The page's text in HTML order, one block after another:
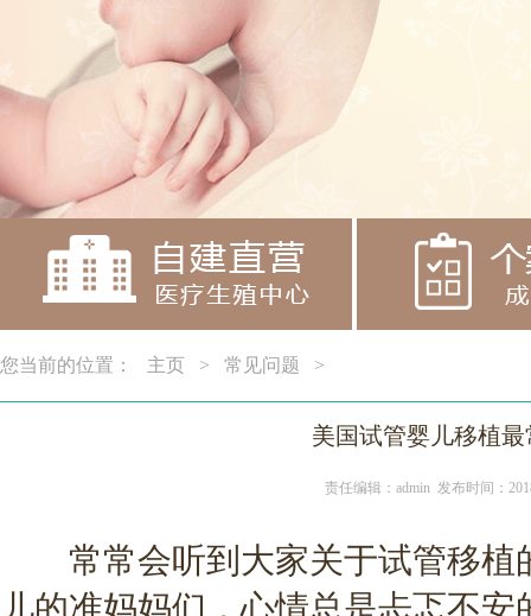
您当前的位置： 主页 > 常见问题 >
美国试管婴儿移植
责任编辑：admin 发布时间：
常常会听到大家关于试管移植
儿的准妈妈们，心情总是忐忑不